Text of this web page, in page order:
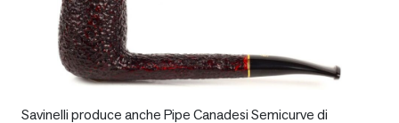
Savinelli produce anche Pipe Canadesi Semicurve di